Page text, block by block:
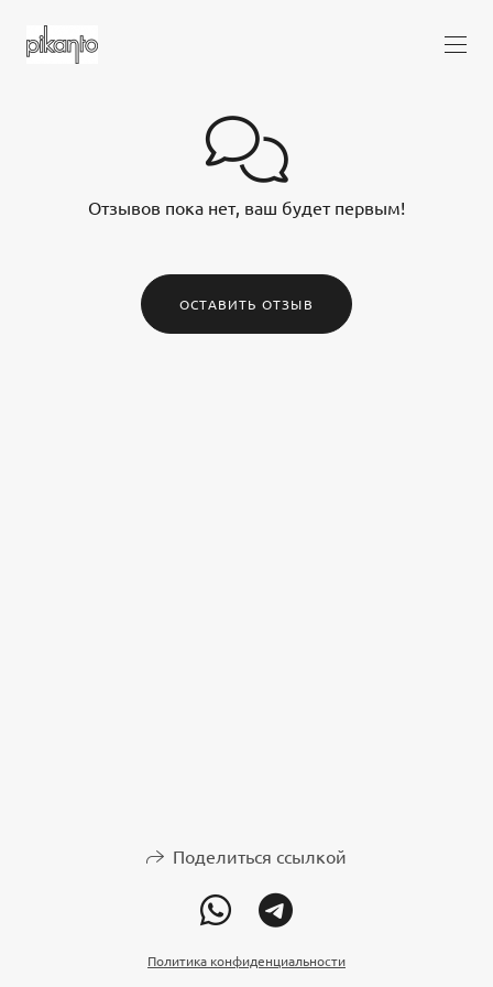
Отзывов пока нет, ваш будет первым!
ОСТАВИТЬ ОТЗЫВ
Поделиться ссылкой
Политика конфиденциальности